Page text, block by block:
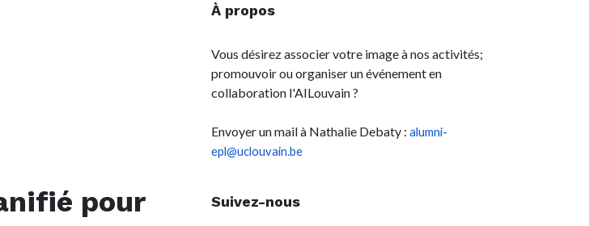
pour
À propos
Vous désirez associer votre image à nos activités;
promouvoir ou organiser un événement en
collaboration l'AILouvain ?
Envoyer un mail à Nathalie Debaty : alumni-
epl@uclouvain.be
Suivez-nous